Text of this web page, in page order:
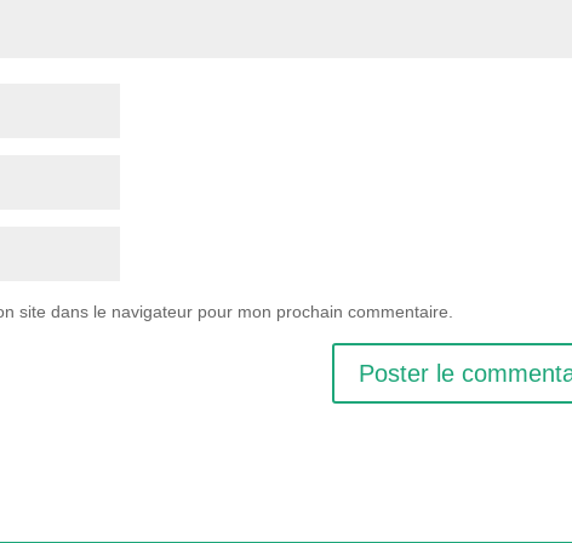
site dans le navigateur pour mon prochain commentaire.